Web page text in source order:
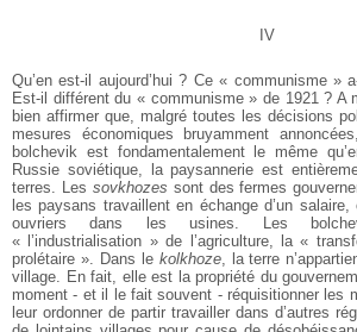
IV
Qu’en est-il aujourd’hui ? Ce « communisme »
Est-il différent du « communisme » de 1921 ? A
bien affirmer que, malgré toutes les décisions
mesures économiques bruyamment
bolchevik est fondamentalement le même
Russie soviétique, la paysannerie est
terres. Les sovkhozes sont des fermes
les paysans travaillent en échange d’un
ouvriers dans les usines. Les
« l’industrialisation » de l’agriculture, la «
prolétaire ». Dans le kolkhoze, la terre
village. En fait, elle est la propriété du
moment - et il le fait souvent - réquisitionner les
leur ordonner de partir travailler dans d’autres